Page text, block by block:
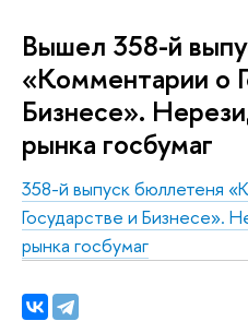
Вышел 358-й
«Комментарии о
Бизнесе».
рынка госбумаг
358-й выпуск бюллетеня
Государстве и Бизнесе».
рынка госбумаг